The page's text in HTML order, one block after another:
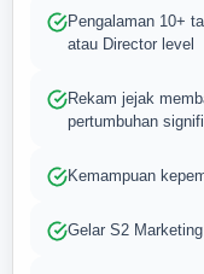
Pengalaman 10+
atau Director level
Rekam jejak
pertumbuhan
Kemampuan
Gelar S2